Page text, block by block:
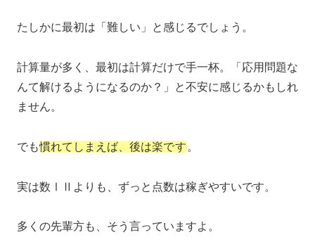
たしかに最初は「難しい」と感じるでしょう。
計算量が多く、最初は計算だけで手一杯。「応用問題な
んて解けるようになるのか？」と不安に感じるかもしれ
ません。
でも慣れてしまえば、後は楽です 。
実は数ⅠⅡよりも、ずっと点数は稼ぎやすいです。
多くの先輩方も、そう言っていますよ。